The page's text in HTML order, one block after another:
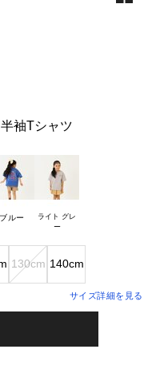
袖Tシャツ
ブルー
ライト グレ
ー
130cm 140cm
サイズ詳細を見る